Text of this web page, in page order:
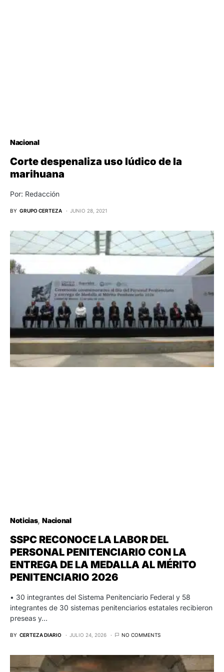
Nacional
Corte despenaliza uso lúdico de la
marihuana
Por: Redacción
BY GRUPO CERTEZA JUNIO 28, 2021
Noticias Nacional
SSPC RECONOCE LA LABOR DEL
PERSONAL PENITENCIARIO CON LA
ENTREGA DE LA MEDALLA AL MÉRITO
PENITENCIARIO 2026
• 30 integrantes del Sistema Penitenciario Federal y 58
integrantes de 30 sistemas penitenciarios estatales recibieron
preseas y…
BY CERTEZA DIARIO JULIO 24, 2026 NO COMMENTS